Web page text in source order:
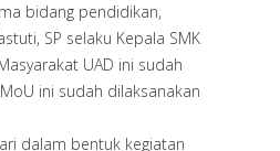
bidang pendidikan,
SP selaku Kepala SMK
UAD ini sudah
ini sudah dilaksanakan
dalam bentuk kegiatan